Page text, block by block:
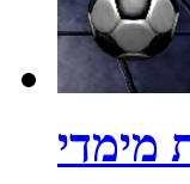
מימדי